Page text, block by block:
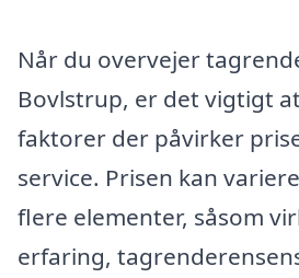
Når du overvejer
Bovlstrup, er det vigtigt
faktorer der påvirker
service. Prisen kan
flere elementer, såsom
erfaring,